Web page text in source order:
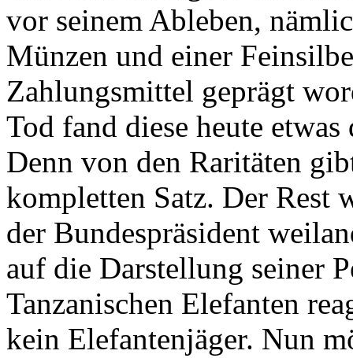
vor seinem Ableben,
Münzen und einer
Zahlungsmittel geprägt
Tod fand diese heute
Denn von den Raritäten
kompletten Satz. Der Rest
der Bundespräsident
auf die Darstellung seiner
Tanzanischen Elefanten
kein Elefantenjäger. Nun